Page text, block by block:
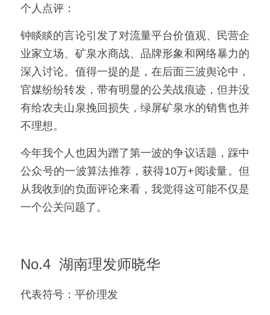
个人点评：
钟睒睒的言论引发了对流量平台价值观、民营企
业家立场、矿泉水商战、品牌形象和网络暴力的
深入讨论。值得一提的是，在后面三波舆论中，
官媒纷纷转发，带有明显的公关战痕迹，但并没
有给农夫山泉挽回损失，绿屏矿泉水的销售也并
不理想。
今年我个人也因为蹭了第一波的争议话题，踩中
公众号的一波算法推荐，获得10万+阅读量。但
从我收到的负面评论来看，我觉得这可能不仅是
一个公关问题了。
No.4  湖南理发师晓华
代表符号：平价理发